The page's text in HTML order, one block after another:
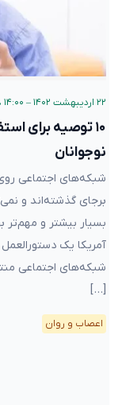
۲۲ اردیبهشت ۱۴۰۲ – ۱۴:۰۰
۱۰ توصیه برای
نوجوانان
شبکه‌های اجتماعی
برجای گذشته‌اند و
بسیار بیشتر و
شبکه‌های اجتماعی
[…]
اعصاب و روان